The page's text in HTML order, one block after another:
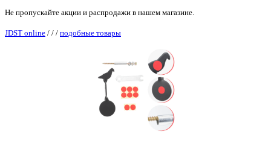
Не пропускайте акции и распродажи в нашем магазине.
JDST online / / / подобные товары